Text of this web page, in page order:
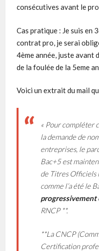
consécutives avant le
Cas pratique : Je suis en
contrat pro, je serai
4ème année, juste avant
de la foulée de la 5eme
Voici un extrait du mail
« Pour compléter
la demande de
entreprises, le
Bac+5 est
de Titres Officiels
comme l’a été le
progressivement
RNCP **.
**La CNCP
Certification